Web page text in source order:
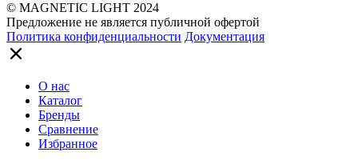
© MAGNETIC LIGHT 2024
Предложение не является публичной офертой
Политика конфиденциальности Документация
О нас
Каталог
Бренды
Сравнение
Избранное